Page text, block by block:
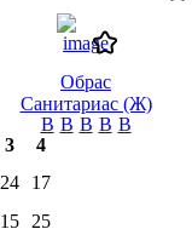
Обрас
Санитариас (Ж)
В В В В В
3
24
15
4
17
25